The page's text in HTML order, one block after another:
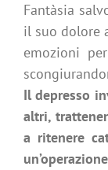
Fantàsia
il suo dolore
emozioni
Il depresso
altri,
a ritenere